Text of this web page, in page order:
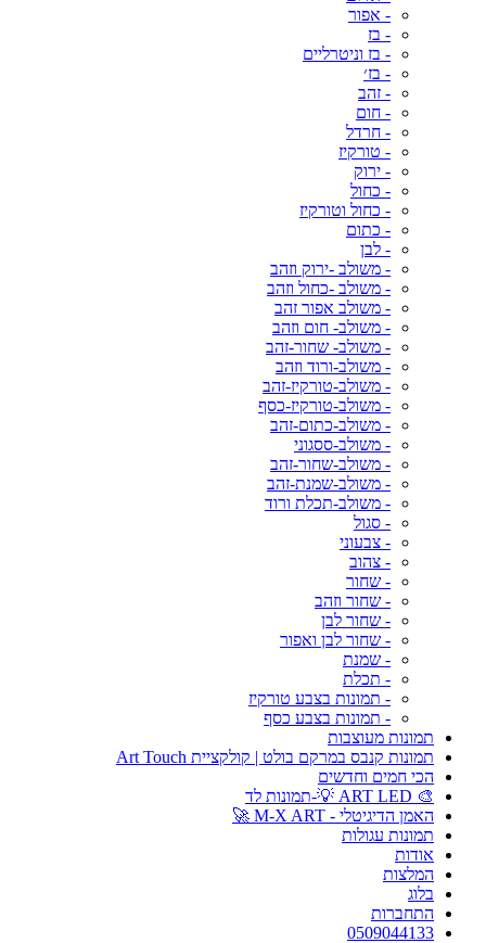
- אפור
- בז
- בז וניטרליים
- בז׳
- זהב
- חום
- חרדל
- טורקיז
- ירוק
- כחול
- כחול וטורקיז
- כתום
- לבן
- משולב -ירוק וזהב
- משולב -כחול וזהב
- משולב אפור זהב
- משולב- חום וזהב
- משולב- שחור-זהב
- משולב-ורוד וזהב
- משולב-טורקיז-זהב
- משולב-טורקיז-כסף
- משולב-כתום-זהב
- משולב-ססגוני
- משולב-שחור-זהב
- משולב-שמנת-זהב
- משולב-תכלת ורוד
- סגול
- צבעוני
- צהוב
- שחור
- שחור וזהב
- שחור לבן
- שחור לבן ואפור
- שמנת
- תכלת
- תמונות בצבע טורקיז
- תמונות בצבע כסף
תמונות מעוצבות
תמונות קנבס במרקם בולט | קולקציית Art Touch
הכי חמים וחדשים
🎨 ART LED 💡-תמונות לד
האמן הדיגיטלי - M-X ART 🚀
תמונות עגולות
אודות
המלצות
בלוג
התחברות
0509044133